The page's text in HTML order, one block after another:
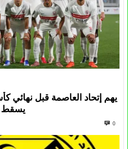
يهم إتحاد العاصمة قبل نهائي
0